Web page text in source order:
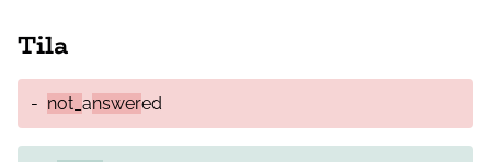
Tila
- not_ answered